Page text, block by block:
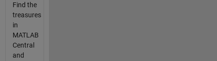
Find the
treasures
in
MATLAB
Central
and